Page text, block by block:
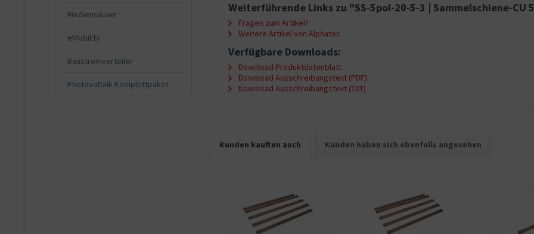
Mediensäulen
eMobility
Baustromverteiler
Photovoltaik Komplettpaket
Weiterführende Links zu "SS-5pol-20-5-3 | Sammelschiene-CU
Fragen zum Artikel?
Weitere Artikel von Alphatec
Verfügbare Downloads:
Download Produktdatenblatt
Download Ausschreibungstext (PDF)
Download Ausschreibungstext (TXT)
Kunden kauften auch Kunden haben sich ebenfalls angesehen